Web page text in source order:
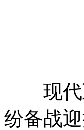
现代互
纷备战